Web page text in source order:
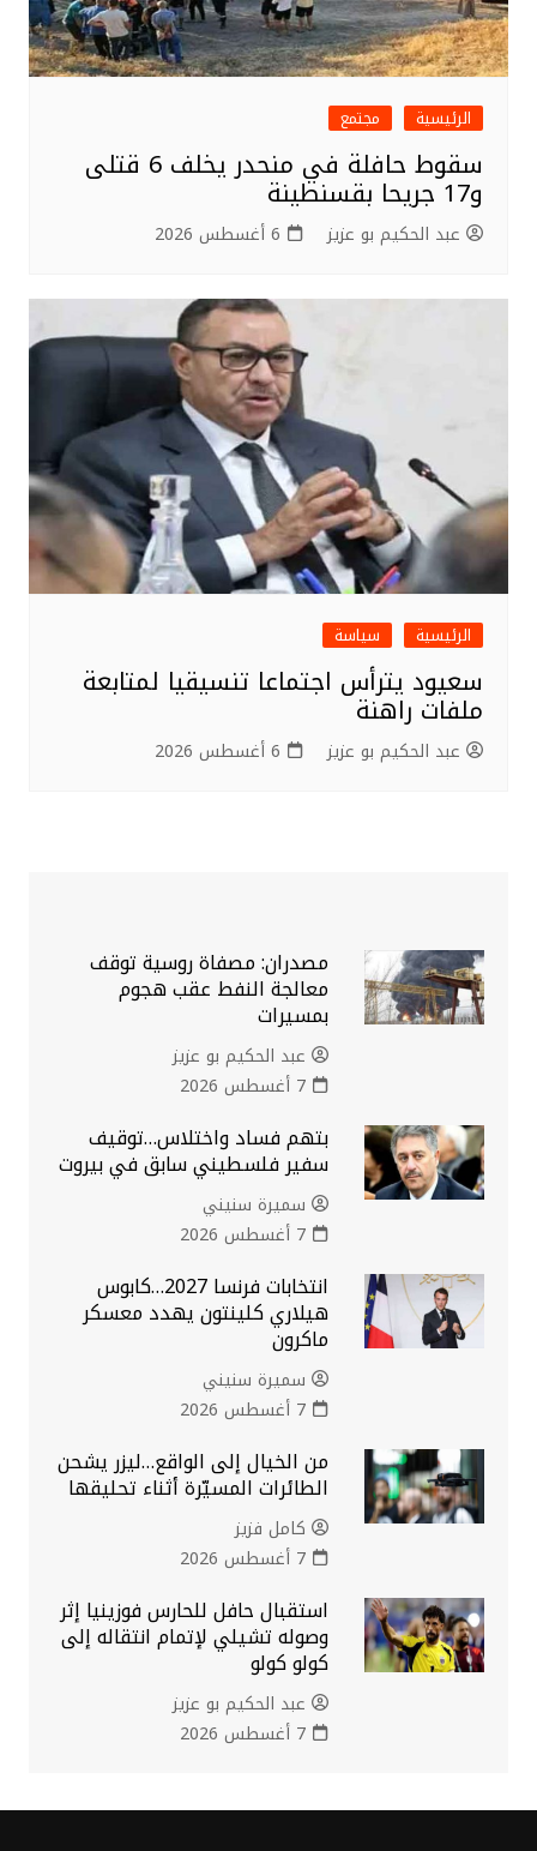
الرئيسية مجتمع
سقوط حافلة في منحدر يخلف 6 قتلى
و17 جريحا بقسنطينة
عبد الحكيم بو عزيز 6 أغسطس 2026
الرئيسية سياسة
سعيود يترأس اجتماعا تنسيقيا لمتابعة
ملفات راهنة
عبد الحكيم بو عزيز 6 أغسطس 2026
مصدران: مصفاة روسية توقف
معالجة النفط عقب هجوم
بمسيرات
عبد الحكيم بو عزيز
7 أغسطس 2026
بتهم فساد واختلاس…توقيف
سفير فلسطيني سابق في بيروت
سميرة سنيني
7 أغسطس 2026
انتخابات فرنسا 2027…كابوس
هيلاري كلينتون يهدد معسكر
ماكرون
سميرة سنيني
7 أغسطس 2026
من الخيال إلى الواقع…ليزر يشحن
الطائرات المسيّرة أثناء تحليقها
كامل فزيز
7 أغسطس 2026
استقبال حافل للحارس فوزينيا إثر
وصوله تشيلي لإتمام انتقاله إلى
كولو كولو
عبد الحكيم بو عزيز
7 أغسطس 2026